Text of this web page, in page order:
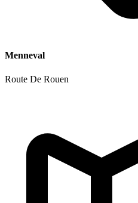
Menneval
Route De Rouen